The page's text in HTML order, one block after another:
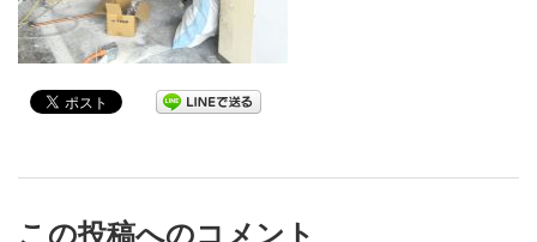
この投稿へのコメント